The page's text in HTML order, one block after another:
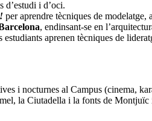
d’estudi i d’oci.
per aprendre tècniques de
, endinsant-se en
estudiants aprenen tècniques de
i nocturnes al Campus (cinema,
la Ciutadella i la fonts de Montjuïc